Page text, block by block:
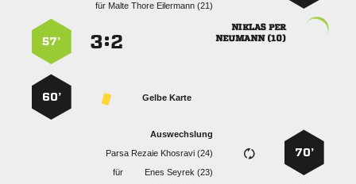
für    
 
 
:
57’
Gelbe Karte
60’
70’
Auswechslung
   
für
  